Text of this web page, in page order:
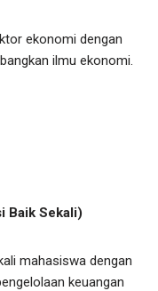
ekonomi dengan
ilmu ekonomi.
Baik Sekali)
mahasiswa dengan
keuangan